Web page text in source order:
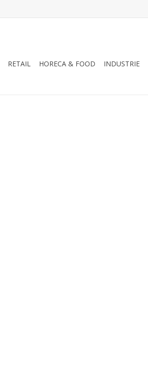
RETAIL HORECA & FOOD INDUSTRIE